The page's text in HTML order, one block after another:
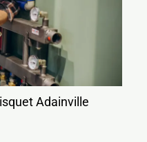
Adainville